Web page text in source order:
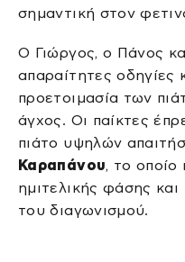
σημαντική στον
Ο Γιώργος, ο Πάνος
απαραίτητες οδηγίες
προετοιμασία των
άγχος. Οι παίκτες
πιάτο υψηλών
Καραπάνου, το οποίο
ημιτελικής φάσης και
του διαγωνισμού.